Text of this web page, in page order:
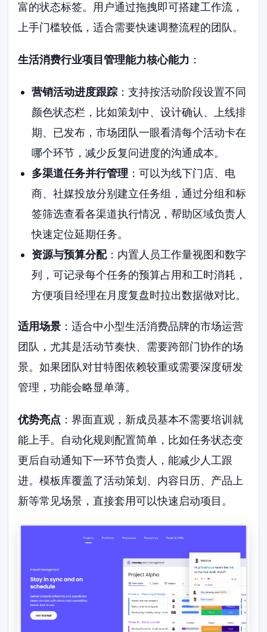
富的状态标签。用户通过拖拽即可搭建工作流，
上手门槛较低，适合需要快速调整流程的团队。
生活消费行业项目管理能力核心能力 ：
营销活动进度跟踪：支持按活动阶段设置不同
颜色状态栏，比如策划中、设计确认、上线排
期、已发布，市场团队一眼看清每个活动卡在
哪个环节，减少反复问进度的沟通成本。
多渠道任务并行管理 ：可以为线下门店、电
商、社媒投放分别建立任务组，通过分组和标
签筛选查看各渠道执行情况，帮助区域负责人
快速定位延期任务。
资源与预算分配：内置人员工作量视图和数字
列，可记录每个任务的预算占用和工时消耗，
方便项目经理在月度复盘时拉出数据做对比。
适用场景 ：适合中小型生活消费品牌的市场运营
团队，尤其是活动节奏快、需要跨部门协作的场
景。如果团队对甘特图依赖较重或需要深度研发
管理，功能会略显单薄。
优势亮点 ：界面直观，新成员基本不需要培训就
能上手。自动化规则配置简单，比如任务状态变
更后自动通知下一环节负责人，能减少人工跟
进。模板库覆盖了活动策划、内容日历、产品上
新等常见场景，直接套用可以快速启动项目。